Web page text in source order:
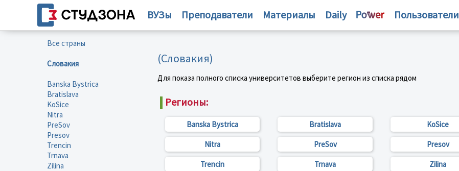
ВУЗы Преподаватели Материалы Daily Пользователи
Все страны
Словакия
Banska Bystrica
Bratislava
KoSice
Nitra
PreSov
Presov
Trencin
Trnava
Zilina
(Словакия)
Для показа полного списка университетов выберите регион из списка рядом
Регионы:
Banska Bystrica Bratislava KoSice
Nitra PreSov Presov
Trencin Trnava Zilina